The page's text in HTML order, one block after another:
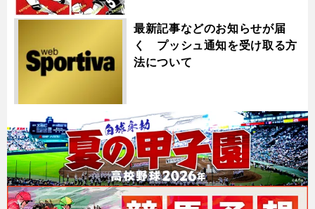
最新記事などのお知らせが届
く プッシュ通知を受け取る方
法について